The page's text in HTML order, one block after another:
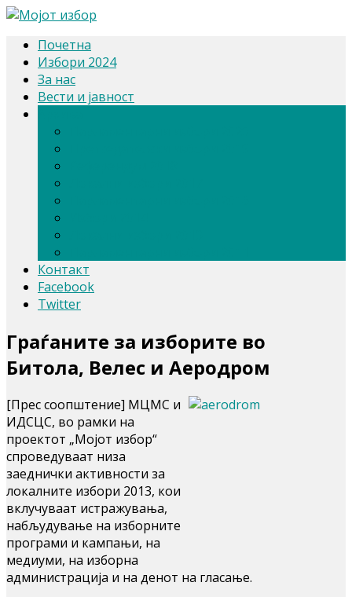
Почетна
Избори 2024
За нас
Вести и јавност
Контакт
Facebook
Twitter
Граѓаните за изборите во
Битола, Велес и Аеродром
[Прес соопштение] МЦМС и
ИДСЦС, во рамки на
проектот „Мојот избор“
спроведуваат низа
заеднички активности за
локалните избори 2013, кои
вклучуваат истражувања,
набљудување на изборните
програми и кампањи, на
медиуми, на изборна
администрација и на денот на гласање.